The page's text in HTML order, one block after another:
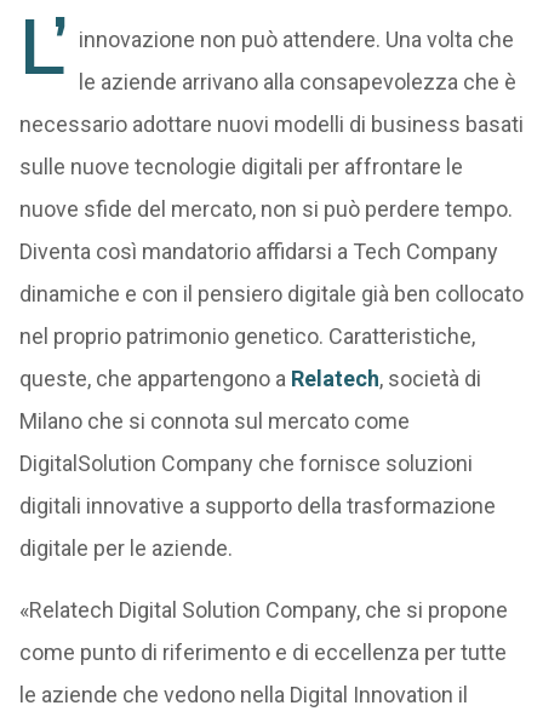
L’ innovazione non può attendere. Una volta che
le aziende arrivano alla consapevolezza che è
necessario adottare nuovi modelli di business basati
sulle nuove tecnologie digitali per affrontare le
nuove sfide del mercato, non si può perdere tempo.
Diventa così mandatorio affidarsi a Tech Company
dinamiche e con il pensiero digitale già ben collocato
nel proprio patrimonio genetico. Caratteristiche,
queste, che appartengono a Relatech, società di
Milano che si connota sul mercato come
DigitalSolution Company che fornisce soluzioni
digitali innovative a supporto della trasformazione
digitale per le aziende.
«Relatech Digital Solution Company, che si propone
come punto di riferimento e di eccellenza per tutte
le aziende che vedono nella Digital Innovation il